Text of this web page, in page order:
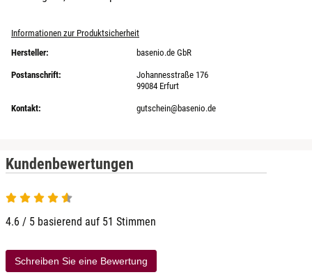
Informationen zur Produktsicherheit
Hersteller:
basenio.de GbR
Postanschrift:
Johannesstraße 176
99084 Erfurt
Kontakt: gutschein@basenio.de
Kundenbewertungen
4.6 von 5
4.6 / 5 basierend auf 51 Stimmen
Schreiben Sie eine Bewertung